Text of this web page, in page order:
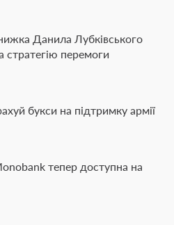
Данила Лубківського
стратегію перемоги
букси на підтримку армії
тепер доступна на